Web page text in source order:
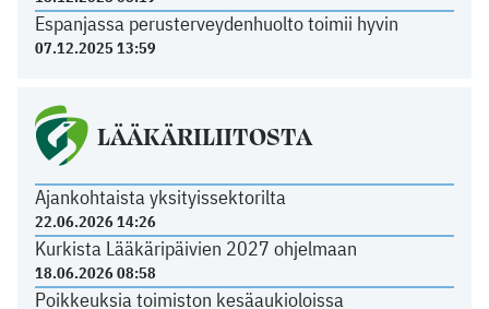
Espanjassa perusterveydenhuolto toimii hyvin
07.12.2025 13:59
LÄÄKÄRILIITOSTA
Ajankohtaista yksityissektorilta
22.06.2026 14:26
Kurkista Lääkäripäivien 2027 ohjelmaan
18.06.2026 08:58
Poikkeuksia toimiston kesäaukioloissa